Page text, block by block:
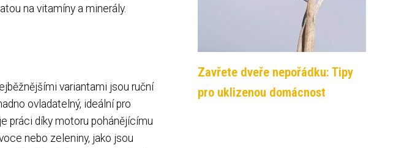
na vitamíny a minerály.
variantami jsou ruční
ovladatelný, ideální pro
práci díky motoru pohánějícímu
nebo zeleniny, jako jsou
Zavřete dveře nepořádku: Tipy
pro uklizenou domácnost